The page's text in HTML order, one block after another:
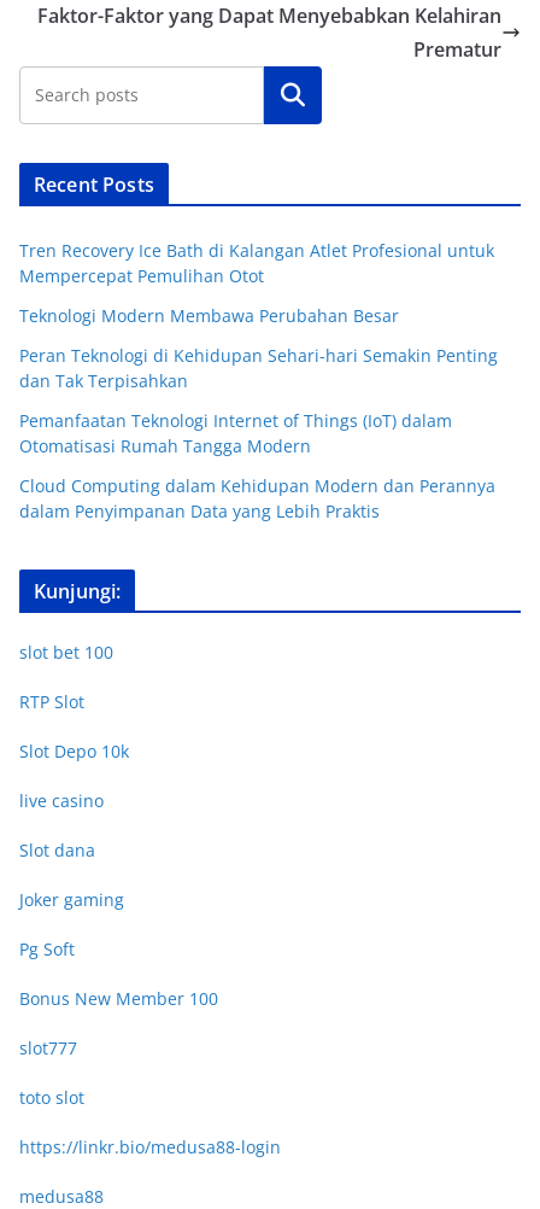
Faktor-Faktor yang Dapat Menyebabkan Kelahiran
Prematur
Cari
Recent Posts
Tren Recovery Ice Bath di Kalangan Atlet Profesional untuk
Mempercepat Pemulihan Otot
Teknologi Modern Membawa Perubahan Besar
Peran Teknologi di Kehidupan Sehari-hari Semakin Penting
dan Tak Terpisahkan
Pemanfaatan Teknologi Internet of Things (IoT) dalam
Otomatisasi Rumah Tangga Modern
Cloud Computing dalam Kehidupan Modern dan Perannya
dalam Penyimpanan Data yang Lebih Praktis
Kunjungi:
slot bet 100
RTP Slot
Slot Depo 10k
live casino
Slot dana
Joker gaming
Pg Soft
Bonus New Member 100
slot777
toto slot
https://linkr.bio/medusa88-login
medusa88